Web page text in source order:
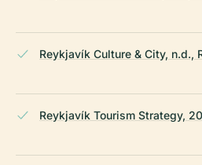
Reykjavík Culture & City, n.d.,
Reykjavík Tourism Strategy,